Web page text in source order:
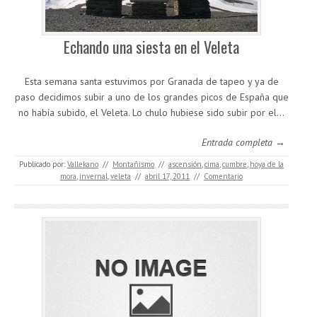
Echando una siesta en el Veleta
Esta semana santa estuvimos por Granada de tapeo y ya de
paso decidimos subir a uno de los grandes picos de España que
no había subido, el Veleta. Lo chulo hubiese sido subir por el…
Entrada completa →
Publicado por: Vallekano // Montañismo // ascensión,cima,cumbre, hoya de la
mora, invernal,veleta // abril 17, 2011 // Comentario